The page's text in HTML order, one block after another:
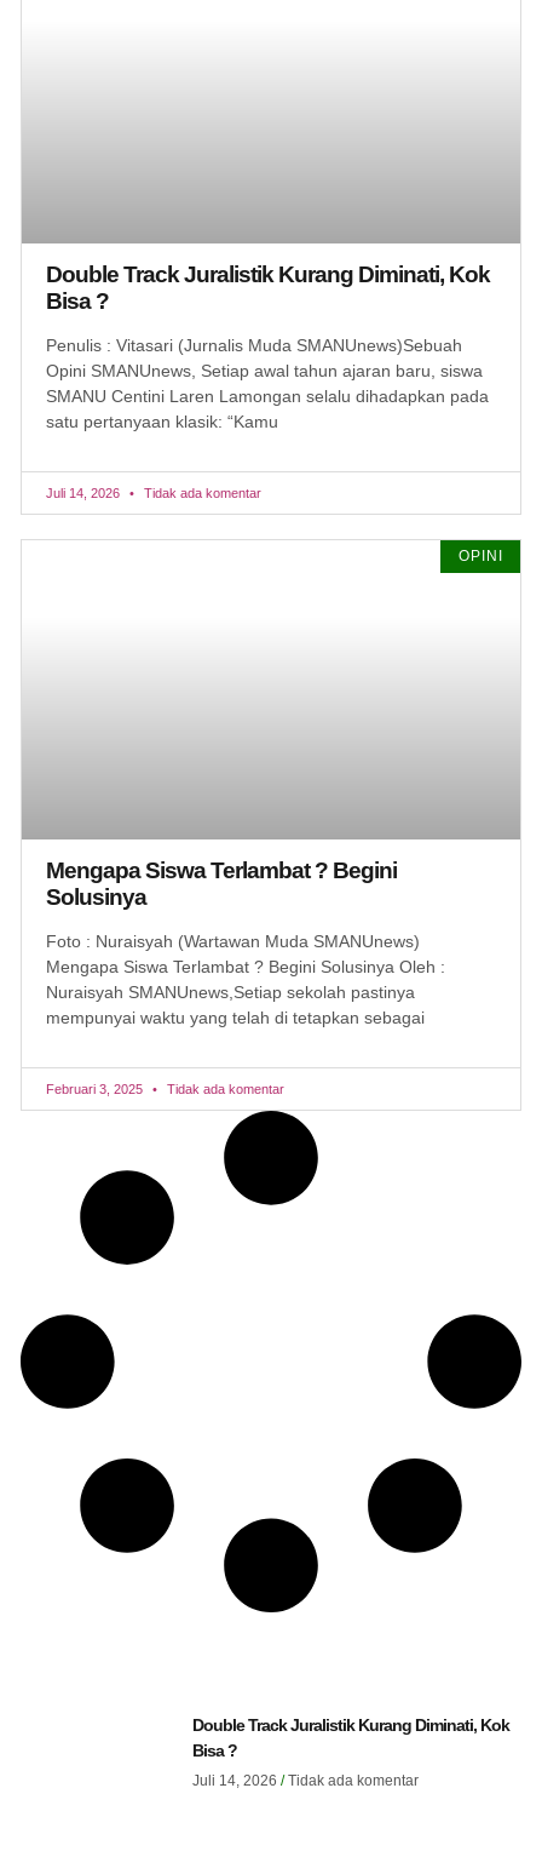
Double Track Juralistik Kurang Diminati, Kok
Bisa ?
Penulis : Vitasari (Jurnalis Muda SMANUnews)Sebuah
Opini SMANUnews, Setiap awal tahun ajaran baru, siswa
SMANU Centini Laren Lamongan selalu dihadapkan pada
satu pertanyaan klasik: “Kamu
Juli 14, 2026 Tidak ada komentar
OPINI
Mengapa Siswa Terlambat ? Begini
Solusinya
Foto : Nuraisyah (Wartawan Muda SMANUnews)
Mengapa Siswa Terlambat ? Begini Solusinya Oleh :
Nuraisyah SMANUnews,Setiap sekolah pastinya
mempunyai waktu yang telah di tetapkan sebagai
Februari 3, 2025 Tidak ada komentar
Double Track Juralistik Kurang Diminati, Kok
Bisa ?
Juli 14, 2026 Tidak ada komentar